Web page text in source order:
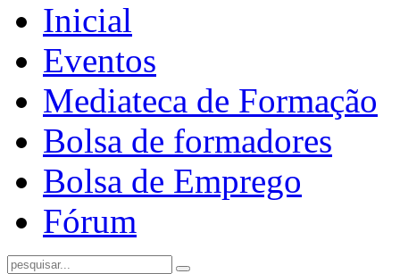
Inicial
Eventos
Mediateca de Formação
Bolsa de formadores
Bolsa de Emprego
Fórum